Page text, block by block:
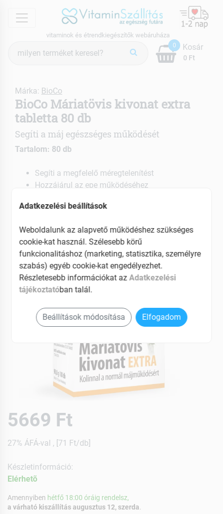
menu
vitaminok és étrendkiegészítők webáruháza
keresés
0
0 Ft
Kosár
Márka: BioCo
BioCo Máriatövis kivonat extra
tabletta 80 db
Segíti a máj egészséges működését
Tartalom: 80 db
Segíti a megfelelő méregtelenítést
Hozzájárul az epe működéséhez
EAN: 5998607101921
5669 Ft
27% ÁFÁ-val , [71 Ft/db]
Készletinformáció:
Elérhetõ
Amennyiben hétfő 18:00 óráig rendelsz,
a várható kiszállítás augusztus 12, szerda
Adatkezelési beállítások
Weboldalunk az alapvető működéshez szükséges
cookie-kat használ. Szélesebb körű
funkcionalitáshoz (marketing, statisztika, személyre
szabás) egyéb cookie-kat engedélyezhet.
Részletesebb információkat azAdatkezelési
tájékoztatóban talál.
Beállítások módosítása Elfogadom